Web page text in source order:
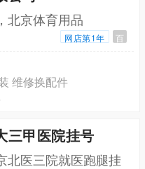
北京体育用品
网店第1年 百
维修换配件
三甲医院挂号
北医三院就医跑腿挂